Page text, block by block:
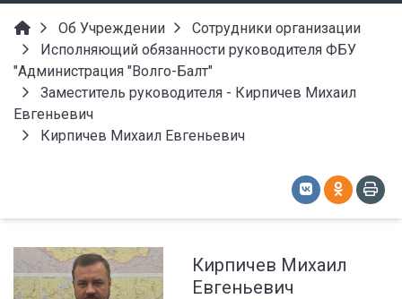
Об Учреждении
Сотрудники организации
Исполняющий обязанности руководителя ФБУ
"Администрация "Волго-Балт"
Заместитель руководителя - Кирпичев Михаил
Евгеньевич
Кирпичев Михаил Евгеньевич
Кирпичев Михаил
Евгеньевич